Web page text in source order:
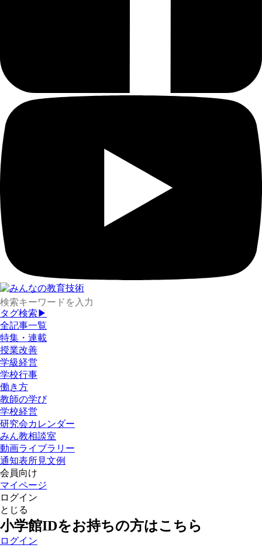
タグ検索▶
全記事一覧
特集・連載
授業改善
学級経営
学校行事
働き方
教師の学び
学校経営
研究会カレンダー
みん教相談室
動画ライブラリー
通知表所見文例
会員向け
マイページ
ログイン
とじる
小学館IDをお持ちの方はこちら
ログイン